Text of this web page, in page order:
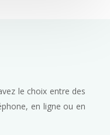
le choix entre des
en ligne ou en